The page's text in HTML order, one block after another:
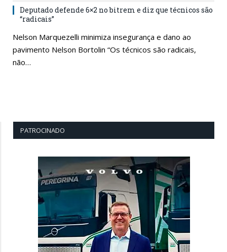
Deputado defende 6×2 no bitrem e diz que técnicos são
“radicais”
Nelson Marquezelli minimiza insegurança e dano ao
pavimento Nelson Bortolin “Os técnicos são radicais,
não…
PATROCINADO